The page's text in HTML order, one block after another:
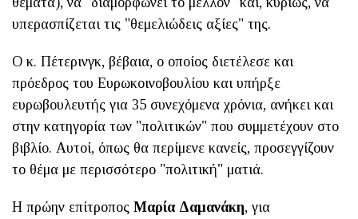
υπερασπίζεται τις "θεμελιώδεις αξίες" της.
Ο κ. Πέτερινγκ, βέβαια, ο οποίος διετέλεσε και
πρόεδρος του Ευρωκοινοβουλίου και υπήρξε
ευρωβουλευτής για 35 συνεχόμενα χρόνια, ανήκει και
στην κατηγορία των "πολιτικών" που συμμετέχουν στο
βιβλίο. Αυτοί, όπως θα περίμενε κανείς, προσεγγίζουν
το θέμα με περισσότερο "πολιτική" ματιά.
Η πρώην επίτροπος Μαρία Δαμανάκη, για